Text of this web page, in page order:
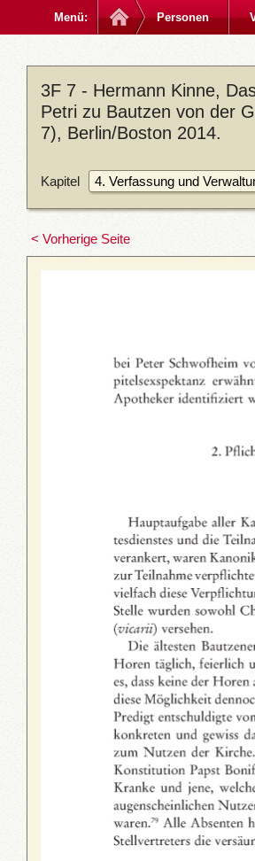
Menü: Personen
3F 7 - Hermann Kinne,
Petri zu Bautzen von der
7), Berlin/Boston 2014.
Kapitel
< Vorherige Seite